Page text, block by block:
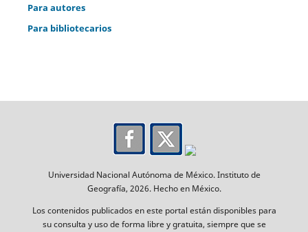
Para autores
Para bibliotecarios
Universidad Nacional Autónoma de México. Instituto de
Geografía, 2026. Hecho en México.
Los contenidos publicados en este portal están disponibles para
su consulta y uso de forma libre y gratuita, siempre que se